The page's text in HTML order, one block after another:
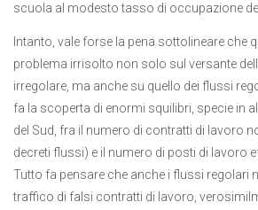
scuola al modesto tasso di occupazione
Intanto, vale forse la pena sottolineare che
problema irrisolto non solo sul versante
irregolare, ma anche su quello dei flussi
fa la scoperta di enormi squilibri, specie in
del Sud, fra il numero di contratti di lavoro
decreti flussi) e il numero di posti di lavoro
Tutto fa pensare che anche i flussi regolari
traffico di falsi contratti di lavoro,